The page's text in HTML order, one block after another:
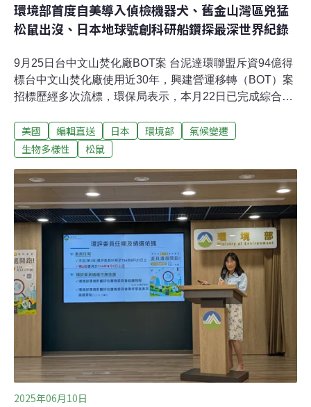
環境部首度自美導入偵檢機器犬、舊金山灣區兇猛
松鼠出沒、日本地球號創科研船鑽探最深世界紀錄
9月25日台中文山焚化廠BOT案 台泥達環聯盟斥資94億得
標台中文山焚化廠使用近30年，興建營運移轉（BOT）案
招標歷經多次流標，環保局表示，本月22日已完成綜合評
其承諾投資金額94億3200萬元，遠超過最低門檻，預計可
以年底前簽約動工，最快在2029年完工，完工後每日垃圾
中大里醫廢處理廠 環團控違規多台中市大里區處理醫療廢
棄物的漢杞工程公司，遭環保團體指控歷年違規達36次，
且曾發生戴奧辛汙染事件，據傳環保局擬展延經營許可，
居民表達強烈不滿，昨要求市府勒令停工。業者回應經營
合法，待烏日新廠啟用後，大里廠將遷廠不再營運。（聯
合新聞網報導）
美國 編輯直送 日本 環境部
氣候變遷
生物多樣性
松鼠
2025年06月10日